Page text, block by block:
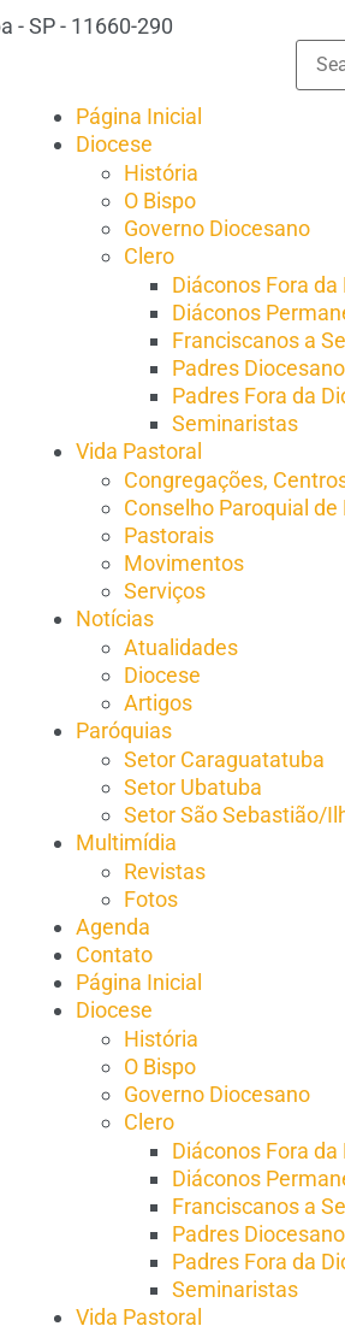
- SP - 11660-290
Página Inicial
Diocese
História
O Bispo
Governo Diocesano
Clero
Diáconos Fora da
Diáconos
Franciscanos a
Padres
Padres Fora da
Seminaristas
Vida Pastoral
Congregações,
Conselho Paroquial de
Pastorais
Movimentos
Serviços
Notícias
Atualidades
Diocese
Artigos
Paróquias
Setor Caraguatatuba
Setor Ubatuba
Setor São Sebastião/
Multimídia
Revistas
Fotos
Agenda
Contato
Página Inicial
Diocese
História
O Bispo
Governo Diocesano
Clero
Diáconos Fora da
Diáconos
Franciscanos a
Padres
Padres Fora da
Seminaristas
Vida Pastoral